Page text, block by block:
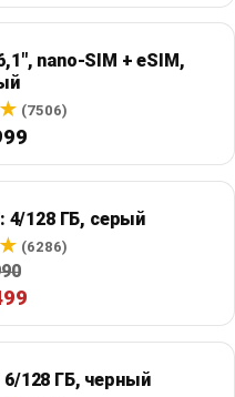
nano-SIM + eSIM,
(7506)
4/128 ГБ, серый
(6286)
6/128 ГБ, черный